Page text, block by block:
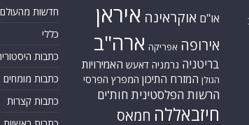
או"ם אוקראינה איראן
אירופה אפריקה ארה"ב
בריטניה גרמניה דאעש האמירויות
הגולן המזרח התיכון המפרץ הפרסי
הרשות הפלסטינית חות'ים
חיזבאללה חמאס
חדשות מהעולם
כללי
כתבות
כתבות מומחים
כתבות קצרות